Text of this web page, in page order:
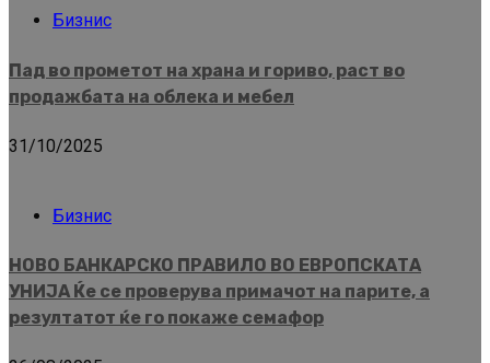
Бизнис
Пад во прометот на храна и гориво, раст во
продажбата на облека и мебел
31/10/2025
Бизнис
НОВО БАНКАРСКО ПРАВИЛО ВО ЕВРОПСКАТА
УНИЈА Ќе се проверува примачот на парите, а
резултатот ќе го покаже семафор